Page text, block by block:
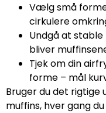
Vælg små
cirkulere
Undgå at
bliver
Tjek om din
forme – mål
Bruger du det rigtige
muffins, hver gang